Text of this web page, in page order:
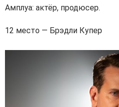
Амплуа: актёр, продюсер.
12 место — Брэдли Купер